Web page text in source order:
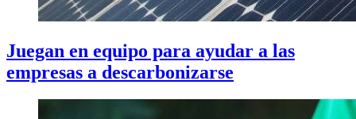
Juegan en equipo para ayudar a las
empresas a descarbonizarse